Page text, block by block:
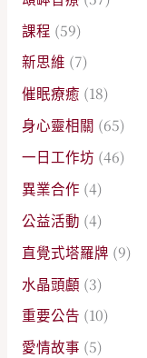
課程 (59)
新思維 (7)
催眠療癒 (18)
身心靈相關 (65)
一日工作坊 (46)
異業合作 (4)
公益活動 (4)
直覺式塔羅牌 (9)
水晶頭顱 (3)
重要公告 (10)
愛情故事 (5)